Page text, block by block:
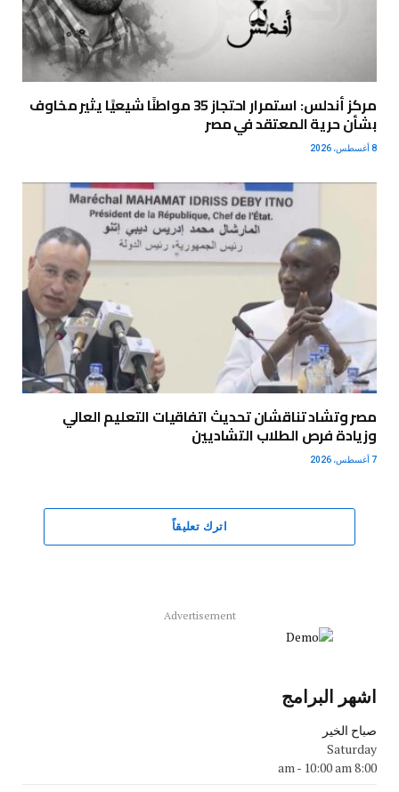
مركز أندلس: استمرار احتجاز 35 مواطنًا شيعيًا يثير مخاوف
بشأن حرية المعتقد في مصر
8 أغسطس، 2026
مصر وتشاد تناقشان تحديث اتفاقيات التعليم العالي
وزيادة فرص الطلاب التشاديين
7 أغسطس، 2026
اترك تعليقاً
Advertisement
اشهر البرامج
صباح الخير
Saturday
8:00 am
- 10:00 am